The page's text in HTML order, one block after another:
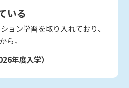
いる
ョン学習を取り入れており、
ら。
年度入学）